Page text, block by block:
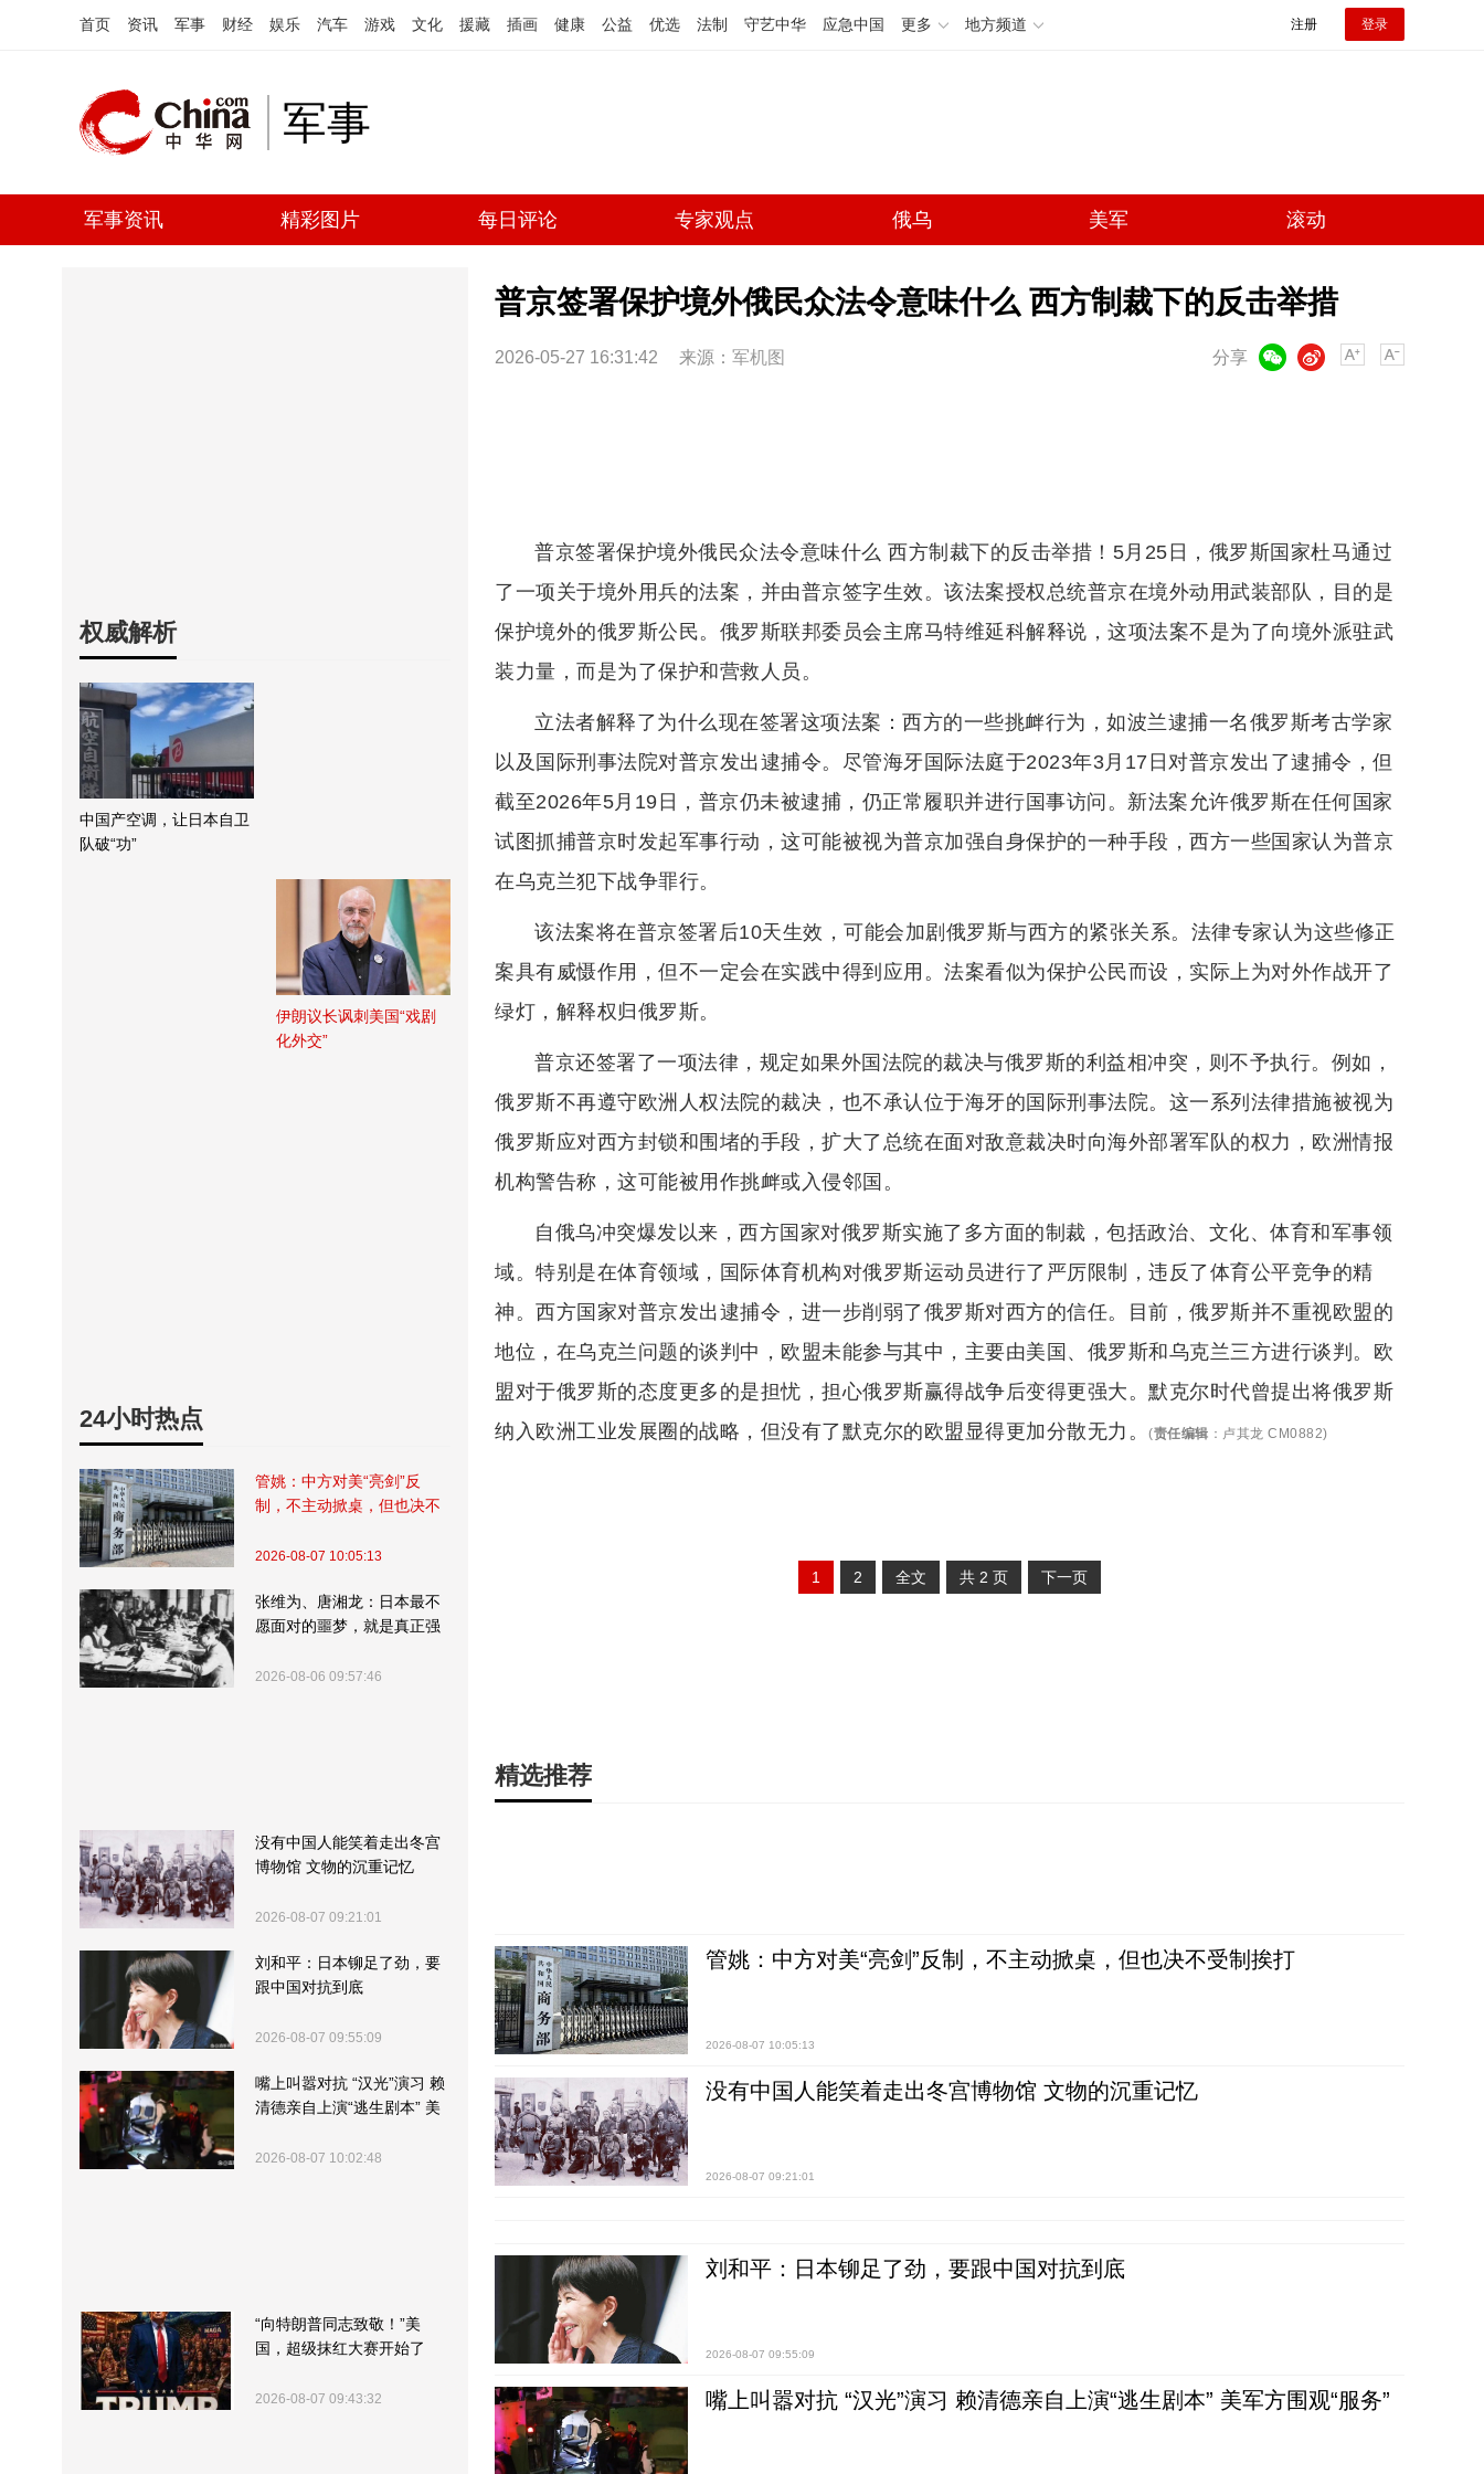
首页 资讯 军事 财经 娱乐 汽车 游戏 文化 援藏 插画 健康 公益 优选 法制 守艺中华 应急中国 更多 地方频道 注册 登录
军事
军事资讯 精彩图片 每日评论 专家观点 俄乌 美军 滚动
权威解析
中国产空调，让日本自卫
队破“功”
伊朗议长讽刺美国“戏剧
化外交”
24小时热点
管姚：中方对美“亮剑”反
制，不主动掀桌，但也决不
2026-08-07 10:05:13
张维为、唐湘龙：日本最不
愿面对的噩梦，就是真正强
2026-08-06 09:57:46
没有中国人能笑着走出冬宫
博物馆 文物的沉重记忆
2026-08-07 09:21:01
刘和平：日本铆足了劲，要
跟中国对抗到底
2026-08-07 09:55:09
嘴上叫嚣对抗 “汉光”演习 赖
清德亲自上演“逃生剧本” 美
2026-08-07 10:02:48
“向特朗普同志致敬！”美
国，超级抹红大赛开始了
2026-08-07 09:43:32
普京签署保护境外俄民众法令意味什么 西方制裁下的反击举措
2026-05-27 16:31:42 来源： 军机图 分享
微博
普京签署保护境外俄民众法令意味什么 西方制裁下的反击举措！5月25日，俄罗斯国家杜马通过
了一项关于境外用兵的法案，并由普京签字生效。该法案授权总统普京在境外动用武装部队，目的是
保护境外的俄罗斯公民。俄罗斯联邦委员会主席马特维延科解释说，这项法案不是为了向境外派驻武
装力量，而是为了保护和营救人员。
立法者解释了为什么现在签署这项法案：西方的一些挑衅行为，如波兰逮捕一名俄罗斯考古学家
以及国际刑事法院对普京发出逮捕令。尽管海牙国际法庭于2023年3月17日对普京发出了逮捕令，但
截至2026年5月19日，普京仍未被逮捕，仍正常履职并进行国事访问。新法案允许俄罗斯在任何国家
试图抓捕普京时发起军事行动，这可能被视为普京加强自身保护的一种手段，西方一些国家认为普京
在乌克兰犯下战争罪行。
该法案将在普京签署后10天生效，可能会加剧俄罗斯与西方的紧张关系。法律专家认为这些修正
案具有威慑作用，但不一定会在实践中得到应用。法案看似为保护公民而设，实际上为对外作战开了
绿灯，解释权归俄罗斯。
普京还签署了一项法律，规定如果外国法院的裁决与俄罗斯的利益相冲突，则不予执行。例如，
俄罗斯不再遵守欧洲人权法院的裁决，也不承认位于海牙的国际刑事法院。这一系列法律措施被视为
俄罗斯应对西方封锁和围堵的手段，扩大了总统在面对敌意裁决时向海外部署军队的权力，欧洲情报
机构警告称，这可能被用作挑衅或入侵邻国。
自俄乌冲突爆发以来，西方国家对俄罗斯实施了多方面的制裁，包括政治、文化、体育和军事领
域。特别是在体育领域，国际体育机构对俄罗斯运动员进行了严厉限制，违反了体育公平竞争的精
神。西方国家对普京发出逮捕令，进一步削弱了俄罗斯对西方的信任。目前，俄罗斯并不重视欧盟的
地位，在乌克兰问题的谈判中，欧盟未能参与其中，主要由美国、俄罗斯和乌克兰三方进行谈判。欧
盟对于俄罗斯的态度更多的是担忧，担心俄罗斯赢得战争后变得更强大。默克尔时代曾提出将俄罗斯
纳入欧洲工业发展圈的战略，但没有了默克尔的欧盟显得更加分散无力。
(责任编辑 ： 卢其龙 CM0882)
1 2 全文 共 2 页 下一页
精选推荐
管姚：中方对美“亮剑”反制，不主动掀桌，但也决不受制挨打
2026-08-07 10:05:13
没有中国人能笑着走出冬宫博物馆 文物的沉重记忆
2026-08-07 09:21:01
刘和平：日本铆足了劲，要跟中国对抗到底
2026-08-07 09:55:09
嘴上叫嚣对抗 “汉光”演习 赖清德亲自上演“逃生剧本” 美军方围观“服务”